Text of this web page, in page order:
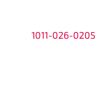
1011-026-0205